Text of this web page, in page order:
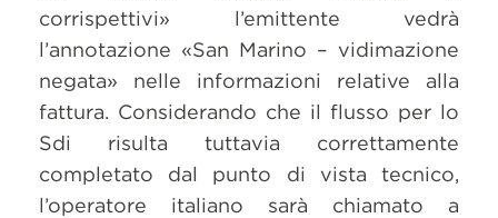
corrispettivi» l’emittente vedrà
l’annotazione «San Marino – vidimazione
negata» nelle informazioni relative alla
fattura. Considerando che il flusso per lo
Sdi risulta tuttavia correttamente
completato dal punto di vista tecnico,
l’operatore italiano sarà chiamato a